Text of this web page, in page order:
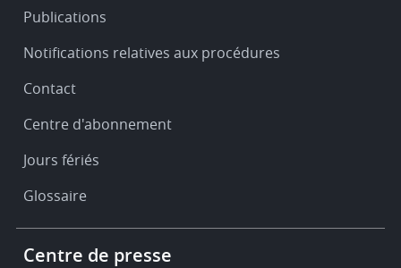
Publications
Notifications relatives aux procédures
Contact
Centre d'abonnement
Jours fériés
Glossaire
Centre de presse